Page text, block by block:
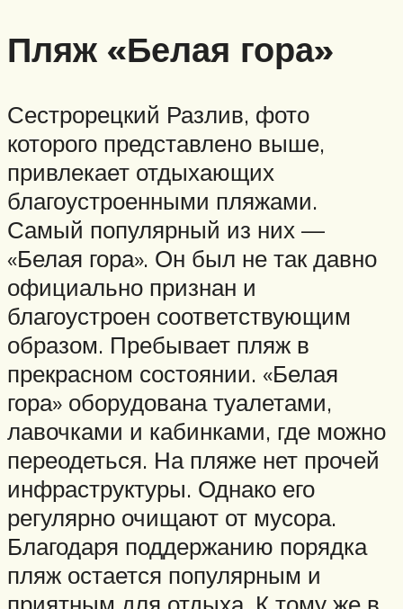
Пляж «Белая гора»
Сестрорецкий Разлив, фото
которого представлено выше,
привлекает отдыхающих
благоустроенными пляжами.
Самый популярный из них —
«Белая гора». Он был не так давно
официально признан и
благоустроен соответствующим
образом. Пребывает пляж в
прекрасном состоянии. «Белая
гора» оборудована туалетами,
лавочками и кабинками, где можно
переодеться. На пляже нет прочей
инфраструктуры. Однако его
регулярно очищают от мусора.
Благодаря поддержанию порядка
пляж остается популярным и